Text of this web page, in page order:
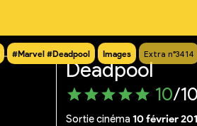
#Marvel #Deadpool Images Extra n°3414
Deadpool
10/10
Sortie cinéma10 février